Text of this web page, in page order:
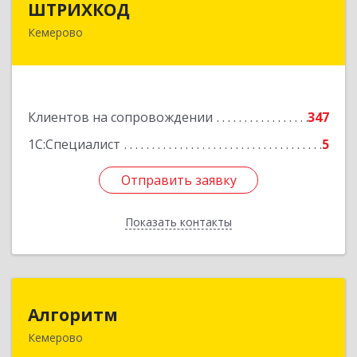
ШТРИХКОД
Кемерово
Клиентов на сопровождении
347
1С:Специалист
5
Отправить заявку
Показать контакты
650043, Кемеровская область - Кузбасс обл,
Отправить заявку
Назад
Алгоритм
Кемерово